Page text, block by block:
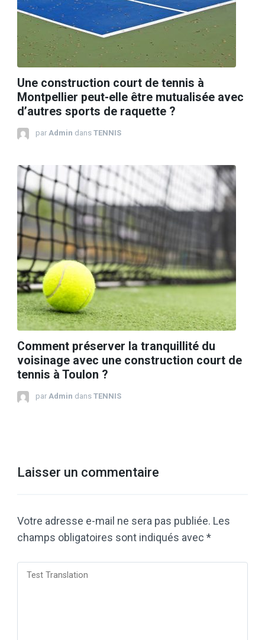
Une construction court de tennis à
Montpellier peut-elle être mutualisée avec
d’autres sports de raquette ?
par Admin dans TENNIS
Comment préserver la tranquillité du
voisinage avec une construction court de
tennis à Toulon ?
par Admin dans TENNIS
Laisser un commentaire
Votre adresse e-mail ne sera pas publiée. Les
champs obligatoires sont indiqués avec *